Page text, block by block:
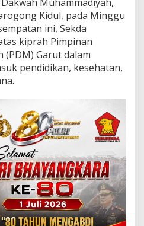
Kidul, pada Minggu
ini, Sekda
kiprah Pimpinan
(PDM) Garut dalam
pendidikan, kesehatan,